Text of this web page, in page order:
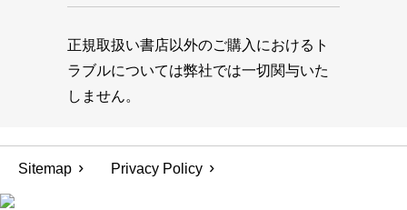
正規取扱い書店以外のご購入におけるト
ラブルについては弊社では一切関与いた
しません。
Sitemap Privacy Policy